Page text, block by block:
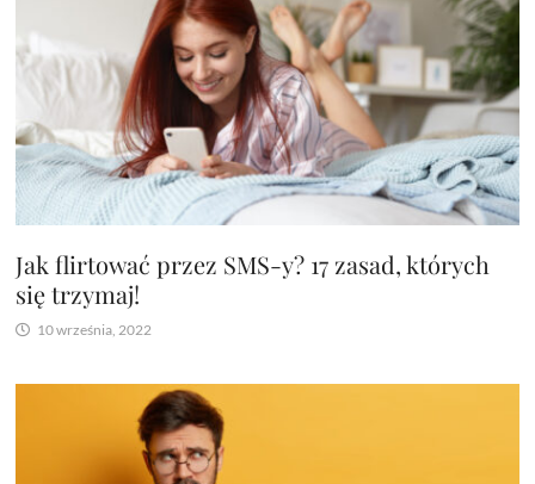
Jak flirtować przez SMS-y? 17 zasad, których
się trzymaj!
10 września, 2022